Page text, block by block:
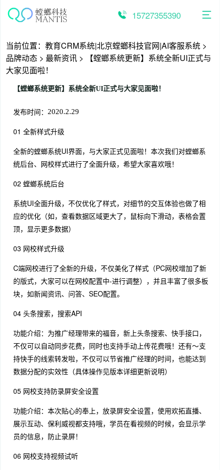
15727355390
当前位置： 教育CRM系统|北京螳螂科技官网|AI客服系统 >
品牌动态 > 最新资讯 > 【螳螂系统更新】系统全新UI正式与
大家见面啦！
【螳螂系统更新】系统全新UI正式与大家见面啦！
发布时间： 2020.2.29
01 全新样式升级
全新的螳螂系统UI界面，与大家正式见面啦！本次我们对螳螂系
统后台、网校样式进行了全面升级，希望大家喜欢哦！
02 螳螂系统后台
系统UI全面升级，不仅优化了样式，对细节的交互体验也做了相
应的优化（如，查看数据区域更大了，鼠标向下滑动，表格会置
顶，显示更多数据）
03 网校样式升级
C端网校进行了全新的升级，不仅美化了样式（PC网校增加了新
的版式，大家可以在网校配置中-进行调整），并且丰富了很多板
块，如新闻资讯、问答、SEO配置。
04 头条搜索，搜索API
功能介绍：为推广经理带来的福音，新上头条搜索、快手接口，
不仅可以自动同步花费，同时也支持手动上传花费哦！还有～支
持快手的线索转发啦，不仅可以节省推广经理的时间，也能达到
数据分配的实效性（具体操作见版本详细更新说明）
05 网校支持防录屏安全设置
功能介绍：本次贴心的奉上，放录屏安全设置，使用欢拓直播、
展示互动、保利威视都支持哦，学员在看视频的时候，会显示学
员的信息，防止录屏！
06 网校支持视频试听